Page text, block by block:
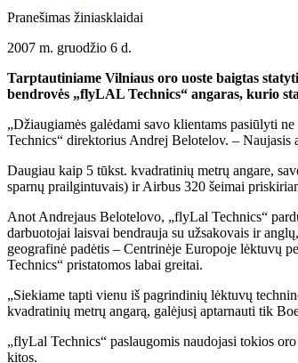
Pranešimas žiniasklaidai
2007 m. gruodžio 6 d.
Tarptautiniame Vilniaus oro uoste baigtas
bendrovės „flyLAL Technics“ angaras, kurio
„Džiaugiamės galėdami savo klientams pasiūlyti
Technics“ direktorius Andrej Belotelov. –
Daugiau kaip 5 tūkst. kvadratinių metrų angare,
sparnų prailgintuvais) ir Airbus 320 šeimai
Anot Andrejaus Belotelovo, „flyLal Technics“
darbuotojai laisvai bendrauja su užsakovais ir
geografinė padėtis – Centrinėje Europoje lėktuvų
Technics“ pristatomos labai greitai.
„Siekiame tapti vienu iš pagrindinių lėktuvų
kvadratinių metrų angarą, galėjusį aptarnauti tik
„flyLal Technics“ paslaugomis naudojasi tokios
kitos.